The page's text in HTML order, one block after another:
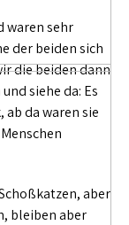
waren sehr
der beiden sich
die beiden dann
siehe da: Es
da waren sie
aber
bleiben aber